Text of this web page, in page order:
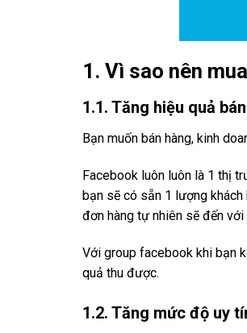
1. Vì sao nên
1.1. Tăng hiệu quả
Bạn muốn bán hàng, kinh
Facebook luôn luôn là 1 thị
bạn sẽ có sẵn 1 lượng khách
đơn hàng tự nhiên sẽ đến với
Với group facebook khi bạn
quả thu được.
1.2. Tăng mức độ uy